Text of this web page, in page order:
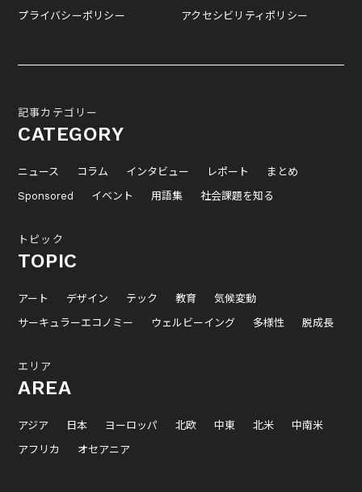
プライバシーポリシー アクセシビリティポリシー
記事カテゴリー
CATEGORY
ニュース コラム インタビュー レポート
まとめ
Sponsored
イベント 用語集 社会課題を知る
トピック
TOPIC
アート デザイン テック 教育
気候変動
サーキュラーエコノミー
ウェルビーイング 多様性 脱成長
エリア
AREA
アジア 日本 ヨーロッパ 北欧 中東 北米
中南米
アフリカ
オセアニア